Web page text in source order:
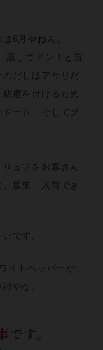
6月やねん。
してドン！と置
だしはアサリだ
度を付けるため
ーム、そしてグ
ュフをお客さん
坂東、入荷でき
です。
イトペッパーか、
やな。
です。